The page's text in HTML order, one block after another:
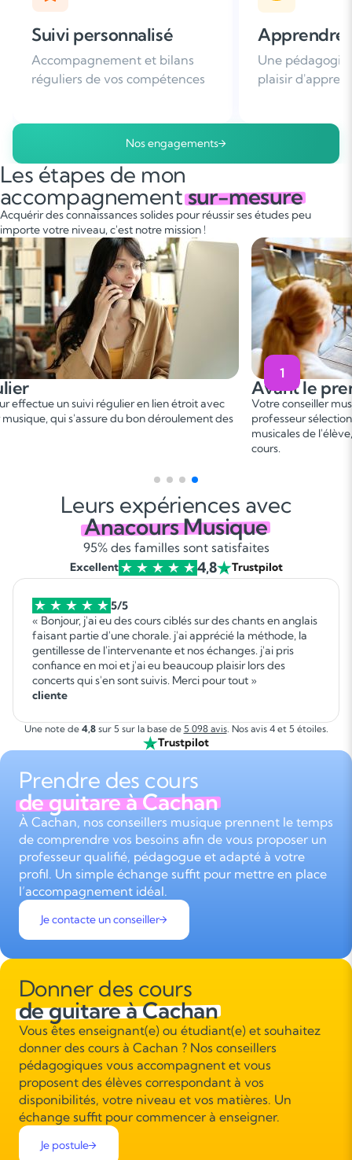
Apprendre avec plaisir
Une pédagogie basée sur le
plaisir d'apprendre
Plus de 96% de
nous
Nos engagements
Les étapes de mon
accompagnementsur-mesure
Acquérir des connaissances solides pour réussir ses études peu
importe votre niveau, c'est notre mission !
premier cours
musique vous met en relation avec un
sélectionné, en fonction des besoins et aspirations
2
Pendant
Ce 1ercours
besoins. On
programme
gagnant !
Leurs expériences avec
Anacours Musique
95% des familles sont satisfaites
Excellent 4,8 Trustpilot
5/5
« Bonjour, j'ai eu des cours ciblés sur des chants en anglais
faisant partie d'une chorale. j'ai apprécié la méthode, la
gentillesse de l'intervenante et nos échanges. j'ai pris
confiance en moi et j'ai eu beaucoup plaisir lors des
concerts qui s'en sont suivis. Merci pour tout »
cliente
Une note de 4,8sur 5 sur la base de 5 098 avis. Nos avis 4 et 5 étoiles.
Trustpilot
Prendre des cours
de guitare à Cachan
À Cachan, nos conseillers musique prennent le temps
de comprendre vos besoins afin de vous proposer un
professeur qualifié, pédagogue et adapté à votre
profil. Un simple échange suffit pour mettre en place
l’accompagnement idéal.
Je contacte un conseiller
Donner des cours
de guitare à Cachan
Vous êtes enseignant(e) ou étudiant(e) et souhaitez
donner des cours à Cachan ? Nos conseillers
pédagogiques vous accompagnent et vous
proposent des élèves correspondant à vos
disponibilités, votre niveau et vos matières. Un
échange suffit pour commencer à enseigner.
Je postule